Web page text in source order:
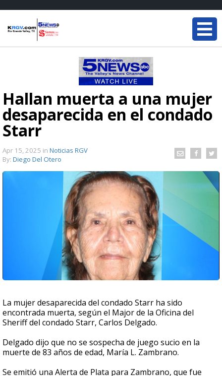
Hallan muerta a una mujer
desaparecida en el condado
Starr
Apr 15, 2025 in Noticias RGV
By: Diego Del Otero
La mujer desaparecida del condado Starr ha sido
encontrada muerta, según el Major de la Oficina del
Sheriff del condado Starr, Carlos Delgado.
Delgado dijo que no se sospecha de juego sucio en la
muerte de 83 años de edad, María L. Zambrano.
Se emitió una Alerta de Plata para Zambrano, que fue